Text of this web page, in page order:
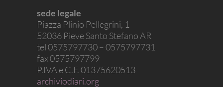
sede legale
Piazza Plinio Pellegrini, 1
52036 Pieve Santo Stefano AR
tel 0575797730 – 0575797731
fax 0575797799
P.IVA e C.F. 01375620513
archiviodiari.org